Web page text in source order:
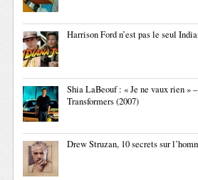
Harrison Ford n’est pas le seul
Shia LaBeouf : « Je ne vaux rien »
Transformers (2007)
Drew Struzan, 10 secrets sur